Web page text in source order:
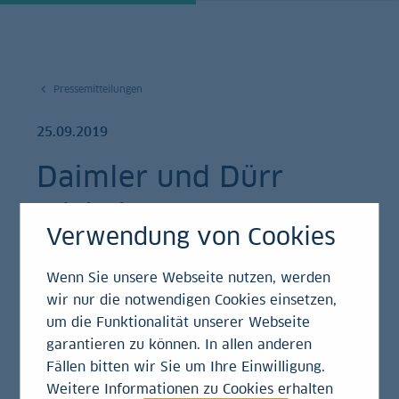
Pressemitteilungen
25.09.2019
Daimler und Dürr
wickeln
Handelsgeschäft mit
LBBW über
Blockchain-Plattform
ab
Verwendung von Cookies
Wenn Sie unsere Webseite nutzen, werden
wir nur die notwendigen Cookies einsetzen,
um die Funktionalität unserer Webseite
garantieren zu können. In allen anderen
Fällen bitten wir Sie um Ihre Einwilligung.
Weitere Informationen zu Cookies erhalten